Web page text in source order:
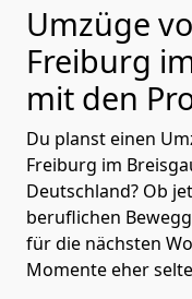
Umzüge
Freiburg
mit den
Du planst einen
Freiburg im
Deutschland? Ob
beruflichen
für die nächsten
Momente eher